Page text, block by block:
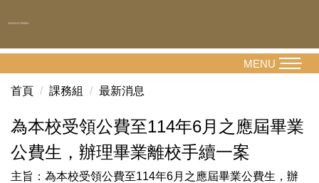
到
容
MENU
首頁 課務組 最新消息
為本校受領公費至114年6月之應屆畢業
公費生，辦理畢業離校手續一案
主旨：為本校受領公費至114年6月之應屆畢業公費生，辦